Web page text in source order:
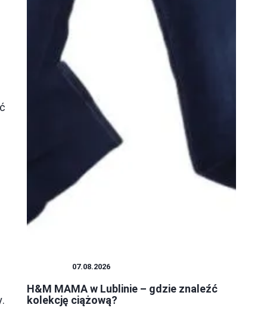
07.08.2026
H&M MAMA w Lublinie – gdzie znaleźć
kolekcję ciążową?